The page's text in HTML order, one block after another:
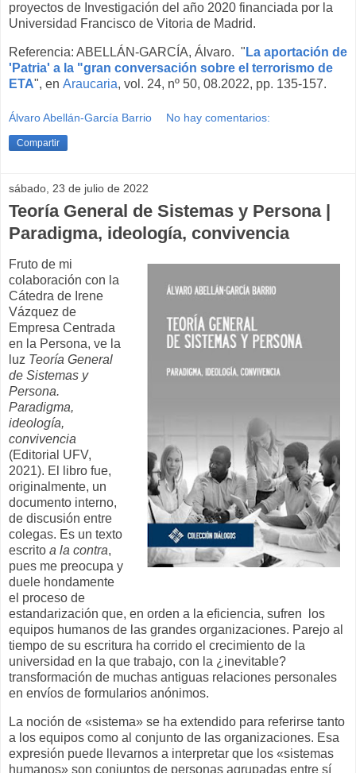
proyectos de Investigación del año 2020 financiada por la
Universidad Francisco de Vitoria de Madrid.
Referencia: ABELLÁN-GARCÍA, Álvaro. " La aportación de
'Patria' a la "gran conversación sobre el terrorismo de
ETA", en Araucaria, vol. 24, nº 50, 08.2022, pp. 135-157.
Álvaro Abellán-García Barrio No hay comentarios:
Compartir
sábado, 23 de julio de 2022
Teoría General de Sistemas y Persona |
Paradigma, ideología, convivencia
Fruto de mi
colaboración con la
Cátedra de Irene
Vázquez de
Empresa Centrada
en la Persona, ve la
luz Teoría General
de Sistemas y
Persona.
Paradigma,
ideología,
convivencia
(Editorial UFV,
2021). El libro fue,
originalmente, un
documento interno,
de discusión entre
colegas. Es un texto
escrito a la contra,
pues me preocupa y
duele hondamente
el proceso de
estandarización que, en orden a la eficiencia, sufren los
equipos humanos de las grandes organizaciones. Parejo al
tiempo de su escritura ha corrido el crecimiento de la
universidad en la que trabajo, con la ¿inevitable?
transformación de muchas antiguas relaciones personales
en envíos de formularios anónimos.
La noción de «sistema» se ha extendido para referirse tanto
a los equipos como al conjunto de las organizaciones. Esa
expresión puede llevarnos a interpretar que los «sistemas
humanos» son conjuntos de personas agrupadas entre sí